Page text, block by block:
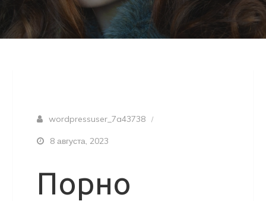
wordpressuser_7a43738
8 августа, 2023
Порно